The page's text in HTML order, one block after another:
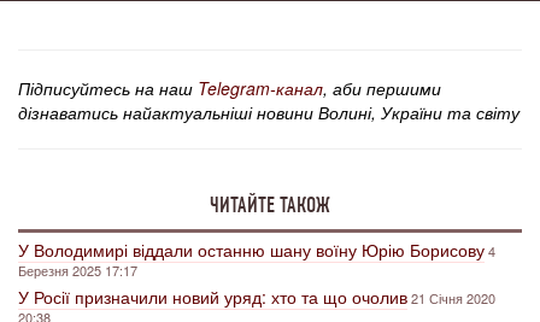
Підписуйтесь на наш Telegram-канал, аби першими
дізнаватись найактуальніші новини Волині, України та світу
ЧИТАЙТЕ ТАКОЖ
У Володимирі віддали останню шану воїну Юрію Борисову4
Березня 2025 17:17
У Росії призначили новий уряд: хто та що очолив21 Січня 2020
20:38